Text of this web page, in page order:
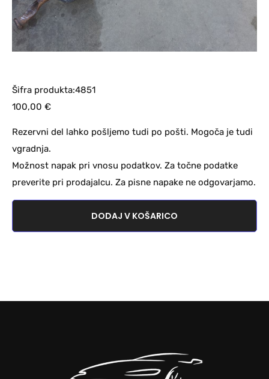
Šifra produkta:4851
100,00 €
Rezervni del lahko pošljemo tudi po pošti. Mogoča je tudi
vgradnja.
Možnost napak pri vnosu podatkov. Za točne podatke
preverite pri prodajalcu. Za pisne napake ne odgovarjamo.
DODAJ V KOŠARICO